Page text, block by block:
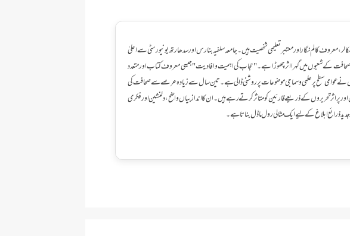
معروف کالم نگار اور معتبر تعلیمی شخصیت ہیں۔ جامعہ سلفیہ بنارس اور سدھارتھ یونیورسٹی سے اعلیٰ
کے شعبوں میں گہرا اثر چھوڑا ہے۔ "حجاب کی اہمیت وافادیت" جیسی معروف کتاب اور متعدد
نے عوامی سطح پر علمی و سماجی موضوعات پر روشنی ڈالی ہے۔ تین سال سے زیادہ عرصے سے صحافت کی
پراثر تحریروں کے ذریعے قارئین کو متاثر کرتے رہے ہیں۔ ان کا انداز بیاں واضح، دلنشین اور فکری
ذرائع ابلاغ کے لیے ایک مثالی رول ماڈل بناتا ہے۔